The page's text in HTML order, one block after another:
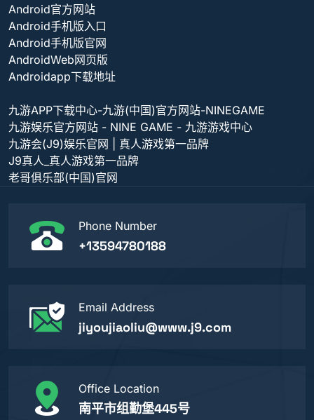
Android官方网站
Android手机版入口
Android手机版官网
AndroidWeb网页版
Androidapp下载地址
九游APP下载中心-九游(中国)官方网站-NINEGAME
九游娱乐官方网站 - NINE GAME - 九游游戏中心
九游会(J9)娱乐官网 | 真人游戏第一品牌
J9真人_真人游戏第一品牌
老哥俱乐部(中国)官网
Phone Number
+13594780188
Email Address
jiyoujiaoliu@www.j9.com
Office Location
南平市组勤堡445号